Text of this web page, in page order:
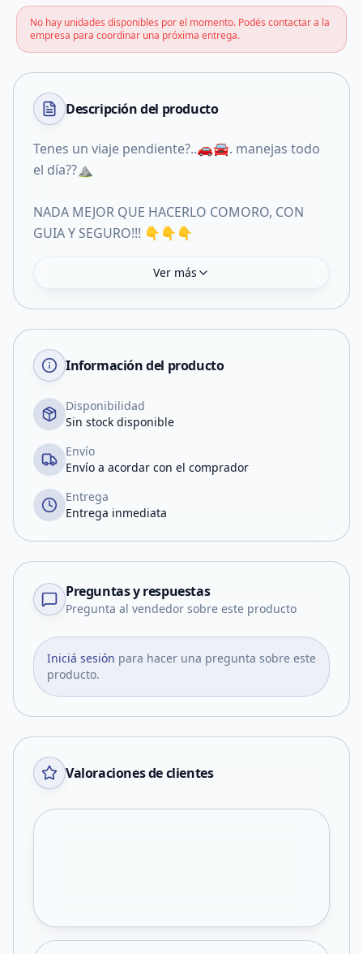
No hay unidades disponibles por el momento. Podés contactar a la
empresa para coordinar una próxima entrega.
Descripción del producto
Tenes un viaje pendiente?..🚗🚘. manejas todo
el día??⛰️
NADA MEJOR QUE HACERLO COMORO, CON
GUIA Y SEGURO!!! 👇👇👇
Ver más
Información del producto
Disponibilidad
Sin stock disponible
Envío
Envío a acordar con el comprador
Entrega
Entrega inmediata
Preguntas y respuestas
Pregunta al vendedor sobre este producto
Iniciá sesión para hacer una pregunta sobre este
producto.
Valoraciones de clientes